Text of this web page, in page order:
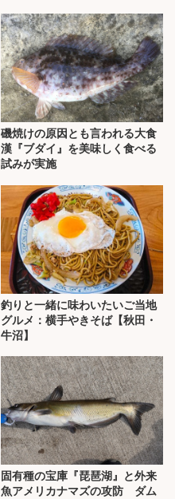
磯焼けの原因とも言われる大食
漢『ブダイ』を美味しく食べる
試みが実施
釣りと一緒に味わいたいご当地
グルメ：横手やきそば【秋田・
牛沼】
固有種の宝庫『琵琶湖』と外来
魚アメリカナマズの攻防 ダム